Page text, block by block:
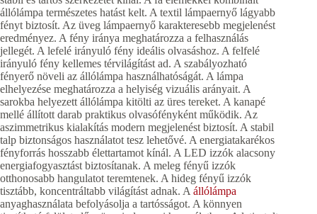
állólámpa természetes hatást kelt. A textil lámpaernyő lágyabb
fényt biztosít. Az üveg lámpaernyő karakteresebb megjelenést
eredményez. A fény iránya meghatározza a felhasználás
jellegét. A lefelé irányuló fény ideális olvasáshoz. A felfelé
irányuló fény kellemes térvilágítást ad. A szabályozható
fényerő növeli az állólámpa használhatóságát. A lámpa
elhelyezése meghatározza a helyiség vizuális arányait. A
sarokba helyezett állólámpa kitölti az üres tereket. A kanapé
mellé állított darab praktikus olvasófényként működik. Az
aszimmetrikus kialakítás modern megjelenést biztosít. A stabil
talp biztonságos használatot tesz lehetővé. A energiatakarékos
fényforrás hosszabb élettartamot kínál. A LED izzók alacsony
energiafogyasztást biztosítanak. A meleg fényű izzók
otthonosabb hangulatot teremtenek. A hideg fényű izzók
tisztább, koncentráltabb világítást adnak. Aállólámpa
anyaghasználata befolyásolja a tartósságot. A könnyen